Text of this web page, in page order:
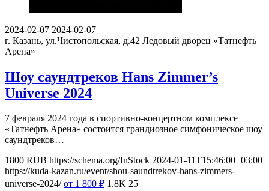
2024-02-07 2024-02-07
г. Казань, ул.Чистопольская, д.42 Ледовый дворец «Татнефть
Арена»
Шоу саундтреков Hans Zimmer’s
Universe 2024
7 февраля 2024 года в спортивно-концертном комплексе
«Татнефть Арена» состоится грандиозное симфоническое шоу
саундтреков…
1800 RUB https://schema.org/InStock 2024-01-11T15:46:00+03:00
https://kuda-kazan.ru/event/shou-saundtrekov-hans-zimmers-
universe-2024/ от 1 800 ₽ 1.8K 25